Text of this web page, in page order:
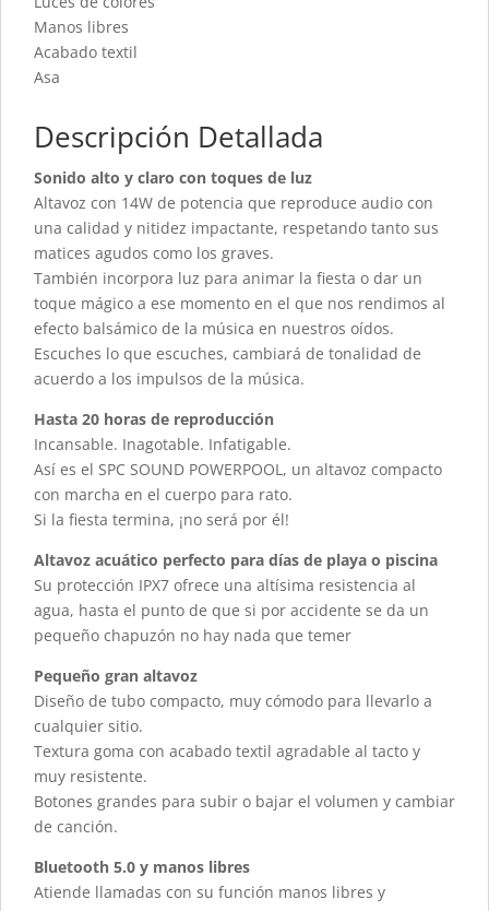
Manos libres
Acabado textil
Asa
Descripción Detallada
Sonido alto y claro con toques de luz
Altavoz con 14W de potencia que reproduce audio con
una calidad y nitidez impactante, respetando tanto sus
matices agudos como los graves.
También incorpora luz para animar la fiesta o dar un
toque mágico a ese momento en el que nos rendimos al
efecto balsámico de la música en nuestros oídos.
Escuches lo que escuches, cambiará de tonalidad de
acuerdo a los impulsos de la música.
Hasta 20 horas de reproducción
Incansable. Inagotable. Infatigable.
Así es el SPC SOUND POWERPOOL, un altavoz compacto
con marcha en el cuerpo para rato.
Si la fiesta termina, ¡no será por él!
Altavoz acuático perfecto para días de playa o piscina
Su protección IPX7 ofrece una altísima resistencia al
agua, hasta el punto de que si por accidente se da un
pequeño chapuzón no hay nada que temer
Pequeño gran altavoz
Diseño de tubo compacto, muy cómodo para llevarlo a
cualquier sitio.
Textura goma con acabado textil agradable al tacto y
muy resistente.
Botones grandes para subir o bajar el volumen y cambiar
de canción.
Bluetooth 5.0 y manos libres
Atiende llamadas con su función manos libres y